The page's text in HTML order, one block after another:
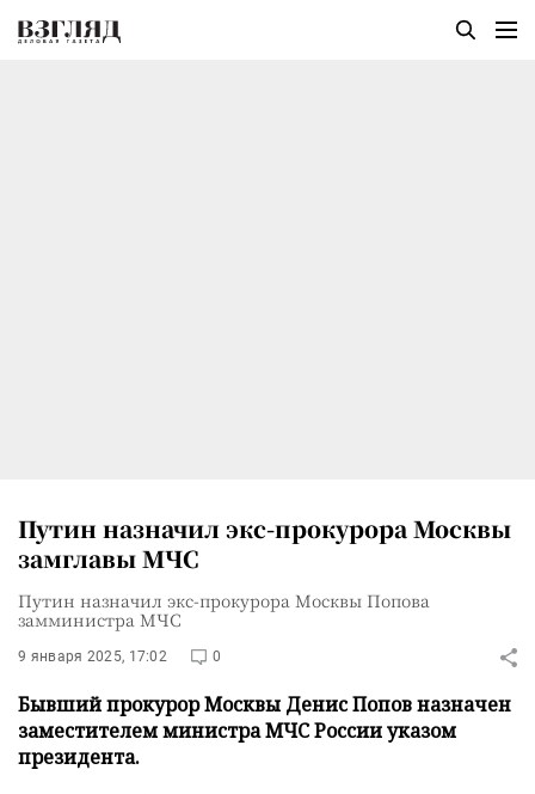
Путин назначил экс-прокурора Москвы
замглавы МЧС
Путин назначил экс-прокурора Москвы Попова
замминистра МЧС
9 января 2025, 17:02 0
Бывший прокурор Москвы Денис Попов назначен
заместителем министра МЧС России указом
президента.